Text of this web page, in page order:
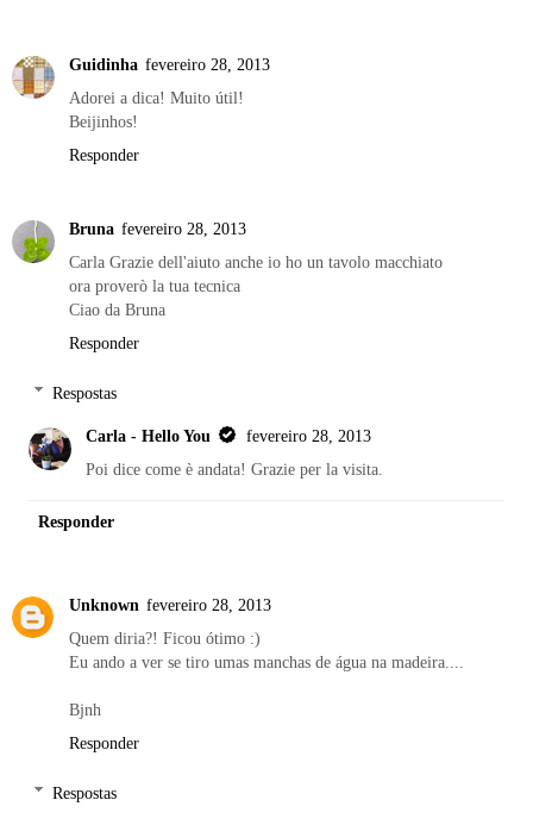
Guidinha fevereiro 28, 2013
Adorei a dica! Muito útil!
Beijinhos!
Responder
Bruna fevereiro 28, 2013
Carla Grazie dell'aiuto anche io ho un tavolo macchiato
ora proverò la tua tecnica
Ciao da Bruna
Responder
Respostas
Carla - Hello You
fevereiro 28, 2013
Poi dice come è andata! Grazie per la visita.
Responder
Unknown fevereiro 28, 2013
Quem diria?! Ficou ótimo :)
Eu ando a ver se tiro umas manchas de água na madeira....
Bjnh
Responder
Respostas